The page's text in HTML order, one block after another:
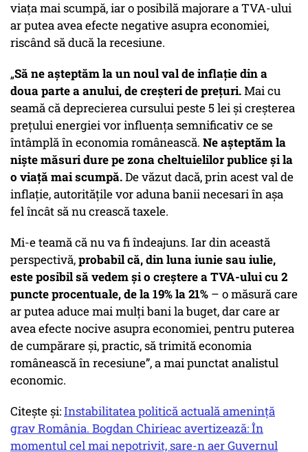
viața mai scumpă, iar o posibilă majorare a TVA-ului
ar putea avea efecte negative asupra economiei,
riscând să ducă la recesiune.
„Să ne așteptăm la un noul val de inflație din a
doua parte a anului, de creșteri de prețuri.Mai cu
seamă că deprecierea cursului peste 5 lei și creșterea
prețului energiei vor influența semnificativ ce se
întâmplă în economia românească. Ne așteptăm la
niște măsuri dure pe zona cheltuielilor publice și la
o viață mai scumpă.De văzut dacă, prin acest val de
inflație, autoritățile vor aduna banii necesari în așa
fel încât să nu crească taxele.
Mi-e teamă că nu va fi îndeajuns. Iar din această
perspectivă,probabil că, din luna iunie sau iulie,
este posibil să vedem și o creștere a TVA-ului cu 2
puncte procentuale, de la 19% la 21% – o măsură care
ar putea aduce mai mulți bani la buget, dar care ar
avea efecte nocive asupra economiei, pentru puterea
de cumpărare și, practic, să trimită economia
românească în recesiune”, a mai punctat analistul
economic.
Citește și:Instabilitatea politică actuală amenință
grav România. Bogdan Chirieac avertizează: În
momentul cel mai nepotrivit, sare-n aer Guvernul